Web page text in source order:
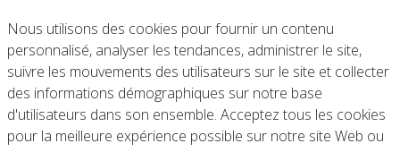
Home Catalog Contact Us
Copyright © 2026 Arconic
Nous utilisons des cookies pour fournir un contenu
personnalisé, analyser les tendances, administrer le site,
suivre les mouvements des utilisateurs sur le site et collecter
des informations démographiques sur notre base
d'utilisateurs dans son ensemble. Acceptez tous les cookies
pour la meilleure expérience possible sur notre site Web ou